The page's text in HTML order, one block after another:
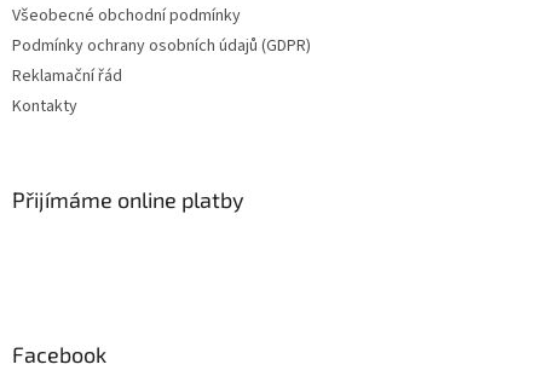
Všeobecné obchodní podmínky
Podmínky ochrany osobních údajů (GDPR)
Reklamační řád
Kontakty
Přijímáme online platby
Facebook